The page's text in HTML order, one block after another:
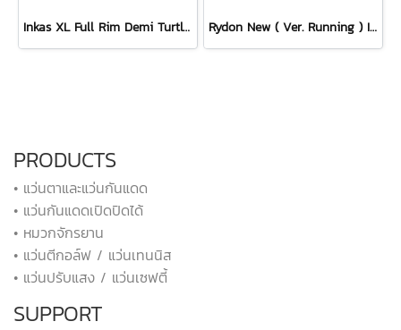
Inkas XL Full Rim Demi Turtle - Smoke Black Rydon New ( Ver. Running ) Impactx Photochromic 2 Red Lens
PRODUCTS
• แว่นตาและแว่นกันแดด
• แว่นกันแดดเปิดปิดได้
• หมวกจักรยาน
• แว่นตีกอล์ฟ / แว่นเทนนิส
• แว่นปรับแสง / แว่นเซฟตี้
SUPPORT